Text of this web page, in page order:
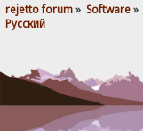
rejetto forum» Software»
Pусский